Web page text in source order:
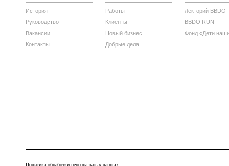
История
Руководство
Вакансии
Контакты
Работы
Клиенты
Новый бизнес
Добрые дела
Лекторий BBDO
BBDO RUN
Фонд «Дети